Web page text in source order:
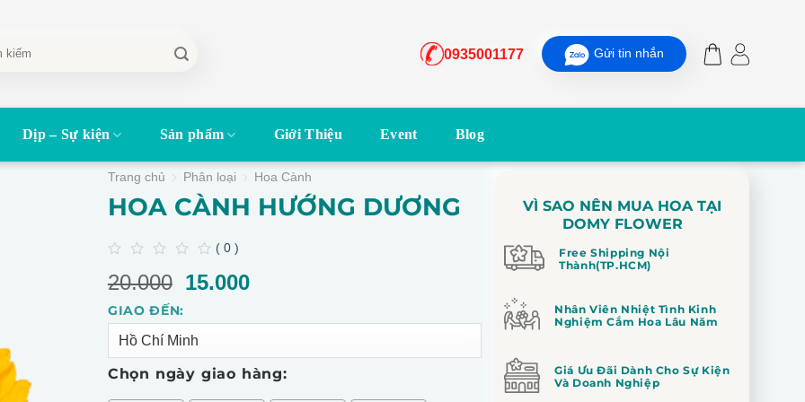
0935001177 Gửi tin nhắn
Dịp – Sự kiện Sản phẩm Giới Thiệu Event Blog
Trang chủ Phân loại Hoa Cành
HOA CÀNH HƯỚNG DƯƠNG
out
5
( 0 )
20.000 Giá
là:
20.000.
15.000
tại
15.000.
GIAO ĐẾN:
Chọn ngày giao hàng:
Alternative:
VÌ SAO NÊN MUA HOA TẠI
DOMY FLOWER
Free Shipping Nội
Thành(TP.HCM)
Nhân Viên Nhiệt Tình Kinh
Nghiệm Cắm Hoa Lâu Năm
Giá Ưu Đãi Dành Cho Sự Kiện
Và Doanh Nghiệp